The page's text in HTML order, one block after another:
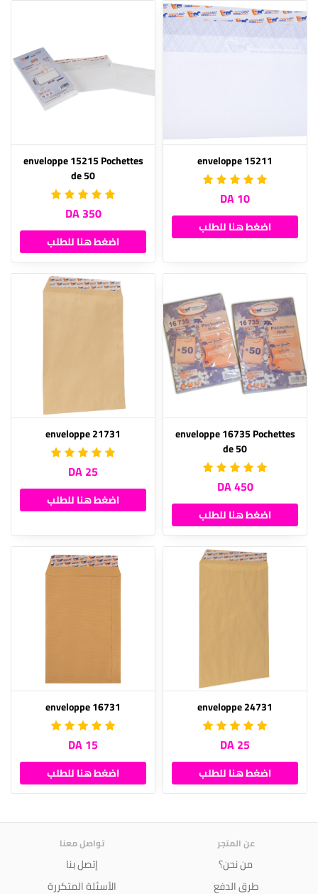
enveloppe 15211
10 DA
اضغط هنا للطلب
enveloppe 15215 Pochettes
de 50
350 DA
اضغط هنا للطلب
enveloppe 16735 Pochettes
de 50
450 DA
اضغط هنا للطلب
enveloppe 21731
25 DA
اضغط هنا للطلب
enveloppe 24731
25 DA
اضغط هنا للطلب
enveloppe 16731
15 DA
اضغط هنا للطلب
عن المتجر
من نحن؟
طرق الدفع
تواصل معنا
إتصل بنا
الأسئلة المتكررة